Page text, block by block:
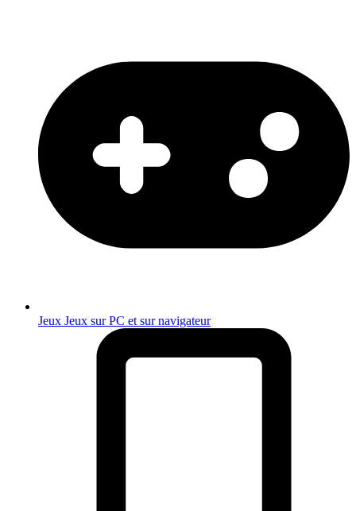
Jeux Jeux sur PC et sur navigateur